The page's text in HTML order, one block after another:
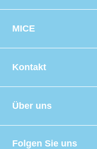
MICE
Kontakt
Über uns
Folgen Sie uns